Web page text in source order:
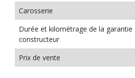
Carosserie
Durée et kilométrage de la garantie
constructeur
Prix de vente